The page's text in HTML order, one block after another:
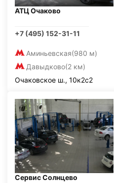
АТЦ Очаково
+7 (495) 152-31-11
Аминьевская(980 м)
Давыдково(2 км)
Очаковское ш., 10к2с2
Сервис Солнцево